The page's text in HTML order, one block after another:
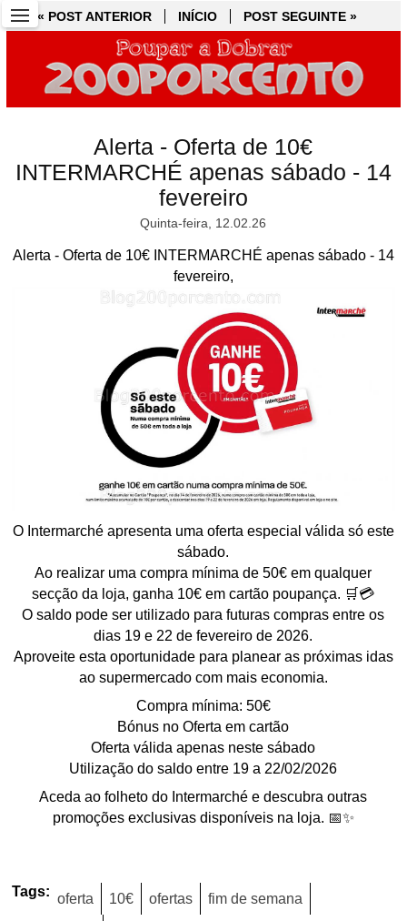
« POST ANTERIOR INÍCIO POST SEGUINTE »
Alerta - Oferta de 10€
INTERMARCHÉ apenas sábado - 14
fevereiro
Quinta-feira, 12.02.26
Alerta - Oferta de 10€ INTERMARCHÉ apenas sábado - 14
fevereiro,
O Intermarché apresenta uma oferta especial válida só este
sábado.
Ao realizar uma compra mínima de 50€ em qualquer
secção da loja, ganha 10€ em cartão poupança. 🛒💳
O saldo pode ser utilizado para futuras compras entre os
dias 19 e 22 de fevereiro de 2026.
Aproveite esta oportunidade para planear as próximas idas
ao supermercado com mais economia.
Compra mínima: 50€
Bónus no Oferta em cartão
Oferta válida apenas neste sábado
Utilização do saldo entre 19 a 22/02/2026
Aceda ao folheto do Intermarché e descubra outras
promoções exclusivas disponíveis na loja. 📅✨
Tags: oferta 10€ ofertas fim de semana
« POST ANTERIOR INÍCIO POST SEGUINTE »